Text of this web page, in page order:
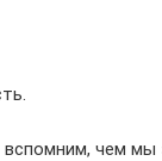
чем мы